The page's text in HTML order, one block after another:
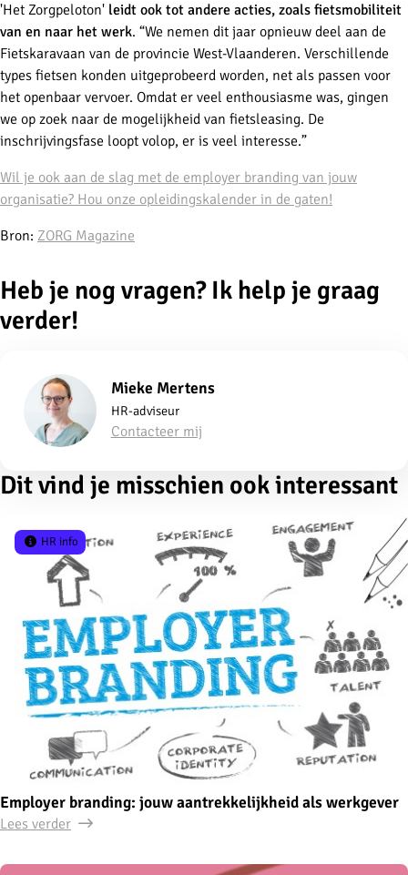
'Het Zorgpeloton' leidt ook tot andere acties, zoals fietsmobiliteit
van en naar het werk. “We nemen dit jaar opnieuw deel aan de
Fietskaravaan van de provincie West-Vlaanderen. Verschillende
types fietsen konden uitgeprobeerd worden, net als passen voor
het openbaar vervoer. Omdat er veel enthousiasme was, gingen
we op zoek naar de mogelijkheid van fietsleasing. De
inschrijvingsfase loopt volop, er is veel interesse.”
Wil je ook aan de slag met de employer branding van jouw
organisatie? Hou onze opleidingskalender in de gaten!
Bron: ZORG Magazine
Heb je nog vragen? Ik help je graag
verder!
Mieke Mertens
HR-adviseur
Contacteer mij
Dit vind je misschien ook interessant
Employer branding: jouw aantrekkelijkheid als werkgever
HR info
Lees verder